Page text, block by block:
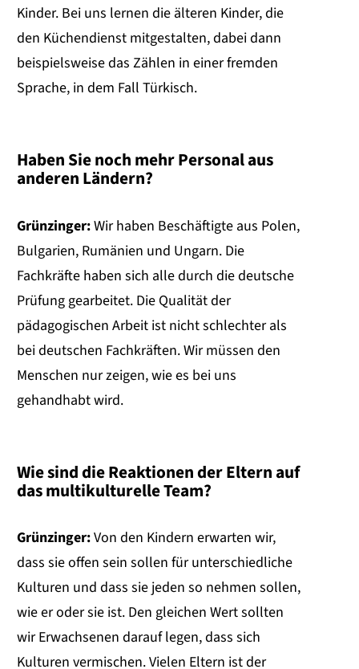
Kinder. Bei uns lernen die älteren Kinder, die
den Küchendienst mitgestalten, dabei dann
beispielsweise das Zählen in einer fremden
Sprache, in dem Fall Türkisch.
Haben Sie noch mehr Personal aus
anderen Ländern?
Grünzinger:Wir haben Beschäftigte aus Polen,
Bulgarien, Rumänien und Ungarn. Die
Fachkräfte haben sich alle durch die deutsche
Prüfung gearbeitet. Die Qualität der
pädagogischen Arbeit ist nicht schlechter als
bei deutschen Fachkräften. Wir müssen den
Menschen nur zeigen, wie es bei uns
gehandhabt wird.
Wie sind die Reaktionen der Eltern auf
das multikulturelle Team?
Grünzinger:Von den Kindern erwarten wir,
dass sie offen sein sollen für unterschiedliche
Kulturen und dass sie jeden so nehmen sollen,
wie er oder sie ist. Den gleichen Wert sollten
wir Erwachsenen darauf legen, dass sich
Kulturen vermischen. Vielen Eltern ist der